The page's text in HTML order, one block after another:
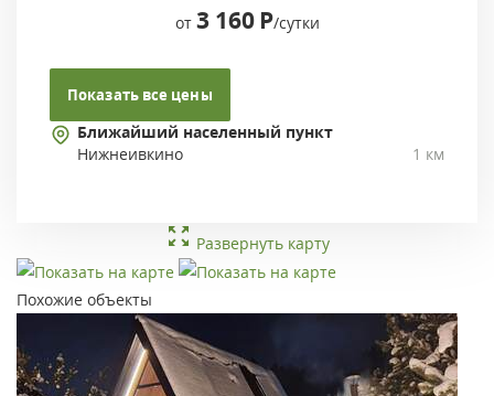
от 3 160 Р/сутки
Показать все цены
Ближайший населенный пункт
Нижнеивкино
1 км
Развернуть карту
Похожие объекты